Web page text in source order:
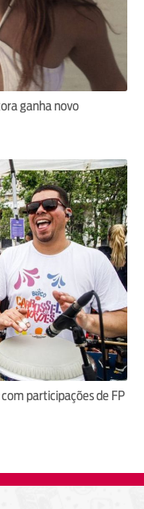
ganha novo
participações de FP